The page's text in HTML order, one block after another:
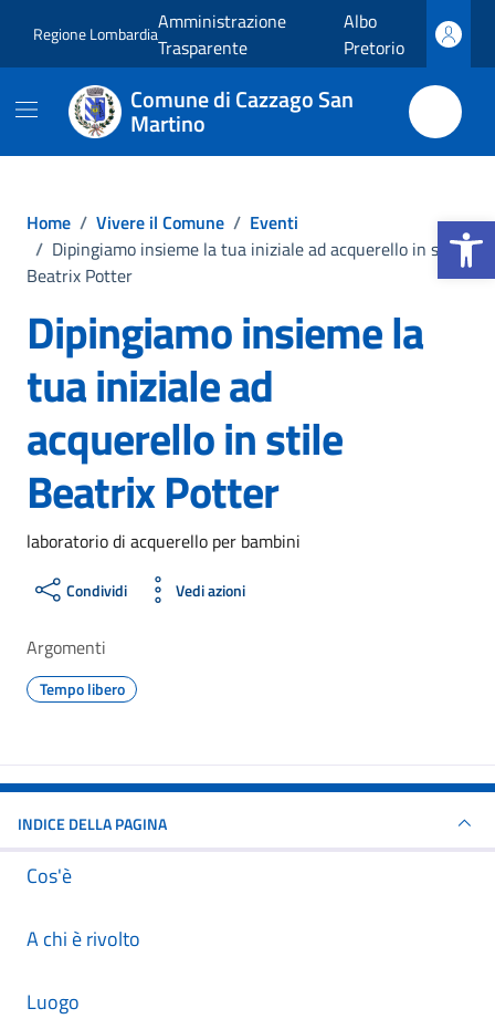
Apri la
Regione LombardiaAmministrazione
Trasparente
Albo
Pretorio
Comune di Cazzago San
Martino
Home / Vivere il Comune / Eventi
/ Dipingiamo insieme la tua iniziale ad acquerello in stile
Beatrix Potter
Dipingiamo insieme la
tua iniziale ad
acquerello in stile
Beatrix Potter
laboratorio di acquerello per bambini
Condividi Vedi azioni
Argomenti
Tempo libero
INDICE DELLA PAGINA
Cos'è
A chi è rivolto
Luogo